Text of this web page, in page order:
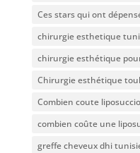
Ces stars qui ont
chirurgie esthetique
chirurgie esthétique
Chirurgie esthétique
Combien coute
combien coûte une
greffe cheveux dhi